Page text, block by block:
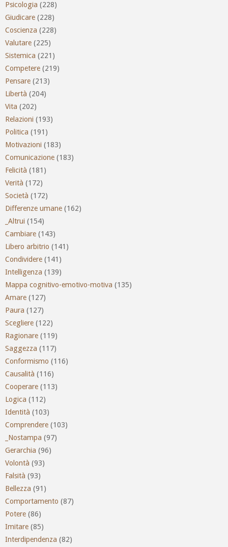
Psicologia (228)
Giudicare (228)
Coscienza (228)
Valutare (225)
Sistemica (221)
Competere (219)
Pensare (213)
Libertà (204)
Vita (202)
Relazioni (193)
Politica (191)
Motivazioni (183)
Comunicazione (183)
Felicità (181)
Verità (172)
Società (172)
Differenze umane (162)
_Altrui (154)
Cambiare (143)
Libero arbitrio (141)
Condividere (141)
Intelligenza (139)
Mappa cognitivo-emotivo-motiva (135)
Amare (127)
Paura (127)
Scegliere (122)
Ragionare (119)
Saggezza (117)
Conformismo (116)
Causalità (116)
Cooperare (113)
Logica (112)
Identità (103)
Comprendere (103)
_Nostampa (97)
Gerarchia (96)
Volontà (93)
Falsità (93)
Bellezza (91)
Comportamento (87)
Potere (86)
Imitare (85)
Interdipendenza (82)